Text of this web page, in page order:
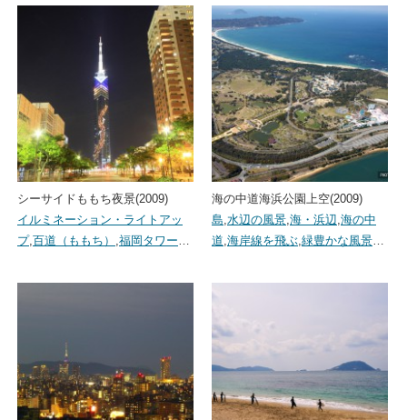
シーサイドももち夜景(2009)
イルミネーション・ライトアッ
プ,百道（ももち） ,福岡タワー…
海の中道海浜公園上空(2009)
島,水辺の風景,海・浜辺,海の中
道,海岸線を飛ぶ,緑豊かな風景…